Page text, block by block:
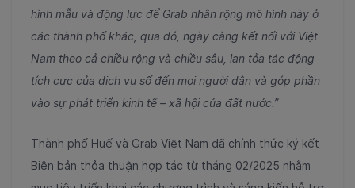
hình mẫu và động lực để Grab nhân rộng mô hình này ở
các thành phố khác, qua đó, ngày càng kết nối với Việt
Nam theo cả chiều rộng và chiều sâu, lan tỏa tác động
tích cực của dịch vụ số đến mọi người dân và góp phần
vào sự phát triển kinh tế – xã hội của đất nước.”
Thành phố Huế và Grab Việt Nam đã chính thức ký kết
Biên bản thỏa thuận hợp tác từ tháng 02/2025 nhằm